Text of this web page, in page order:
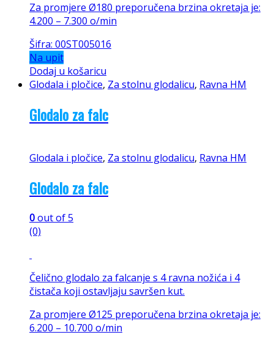
Za promjere Ø180 preporučena brzina okretaja je:
4.200 – 7.300 o/min
Šifra: 00ST005016
Na upit
Dodaj u košaricu
Glodala i pločice, Za stolnu glodalicu, Ravna HM
Glodalo za falc
Glodala i pločice, Za stolnu glodalicu, Ravna HM
Glodalo za falc
0out of 5
(0)
Čelično glodalo za falcanje s 4 ravna nožića i 4
čistača koji ostavljaju savršen kut.
Za promjere Ø125 preporučena brzina okretaja je:
6.200 – 10.700 o/min